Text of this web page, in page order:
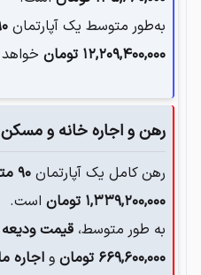
به‌طور متوسط یک آپارتمان‌
۱۲,۲۰۹,۴۰۰,۰۰۰ تومان
رهن و اجاره خانه و
رهن کامل یک آپارتمان ۹۰
۱,۳۳۹,۲۰۰,۰۰۰ تومان است.
به طور متوسط، قیمت ودیعه
۶۶۹,۶۰۰,۰۰۰ تومان و اجاره